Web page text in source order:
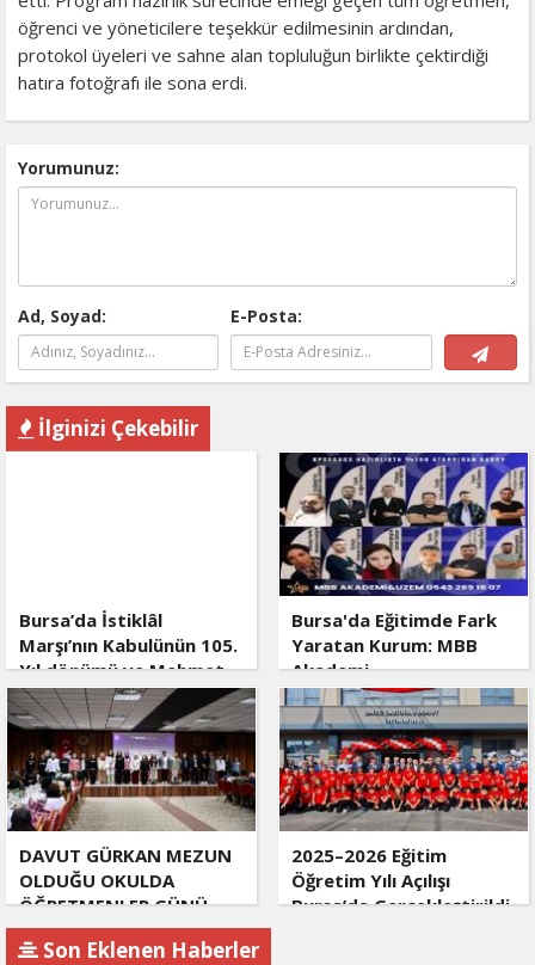
öğrenci ve yöneticilere teşekkür edilmesinin ardından,
protokol üyeleri ve sahne alan topluluğun birlikte çektirdiği
hatıra fotoğrafı ile sona erdi.
Yorumunuz:
Ad, Soyad: E-Posta:
İlginizi Çekebilir
Bursa’da İstiklâl
Marşı’nın Kabulünün 105.
Yıl dönümü ve Mehmet
Akif Ersoy’u Anma
Programı
Bursa'da Eğitimde Fark
Yaratan Kurum: MBB
Akademi
DAVUT GÜRKAN MEZUN
OLDUĞU OKULDA
ÖĞRETMENLER GÜNÜ
PROGRAMINA KATILDI
2025–2026 Eğitim
Öğretim Yılı Açılışı
Bursa’da Gerçekleştirildi
Son Eklenen Haberler